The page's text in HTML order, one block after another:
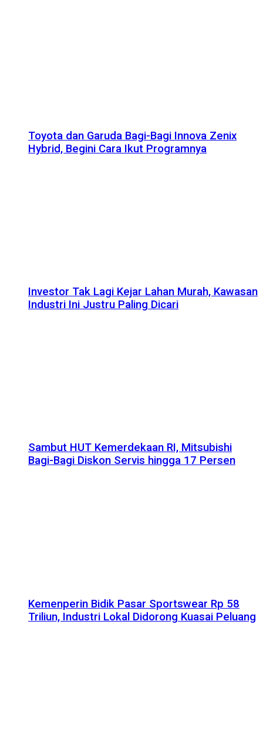
Toyota dan Garuda Bagi-Bagi Innova Zenix
Hybrid, Begini Cara Ikut Programnya
Investor Tak Lagi Kejar Lahan Murah, Kawasan
Industri Ini Justru Paling Dicari
Sambut HUT Kemerdekaan RI, Mitsubishi
Bagi-Bagi Diskon Servis hingga 17 Persen
Kemenperin Bidik Pasar Sportswear Rp 58
Triliun, Industri Lokal Didorong Kuasai Peluang